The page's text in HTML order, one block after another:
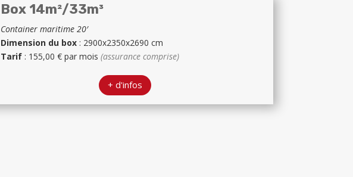
Box 14m²/33m³
Container maritime 20′
Dimension du box: 2900x2350x2690 cm
Tarif: 155,00 € par mois (assurance comprise)
+ d'infos